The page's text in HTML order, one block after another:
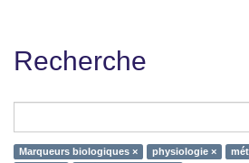
Recherche
Marqueurs biologiques × physiologie ×